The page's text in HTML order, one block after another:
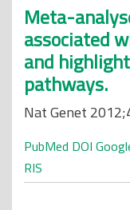
Meta-
associated
and
pathways.
Nat Genet
PubMed DOI
RIS